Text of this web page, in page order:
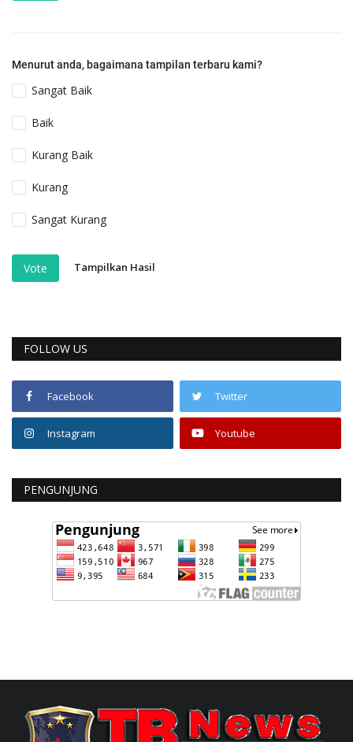
Menurut anda, bagaimana tampilan terbaru kami?
Sangat Baik
Baik
Kurang Baik
Kurang
Sangat Kurang
Vote Tampilkan Hasil
FOLLOW US
Facebook Twitter
Instagram Youtube
PENGUNJUNG